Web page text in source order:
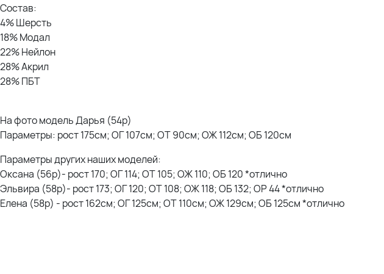
Состав:
4% Шерсть
18% Модал
22% Нейлон
28% Акрил
28% ПБТ
На фото модель Дарья (54р)
Параметры: рост 175см; ОГ 107см; ОТ 90см; ОЖ 112см; ОБ 120см
Параметры других наших моделей:
Оксана (56р)- рост 170; ОГ 114; ОТ 105; ОЖ 110; ОБ 120 *отлично
Эльвира (58р)- рост 173; ОГ 120; ОТ 108; ОЖ 118; ОБ 132; ОР 44 *отлично
Елена (58р) - рост 162см; ОГ 125см; ОТ 110см; ОЖ 129см; ОБ 125см *отлично